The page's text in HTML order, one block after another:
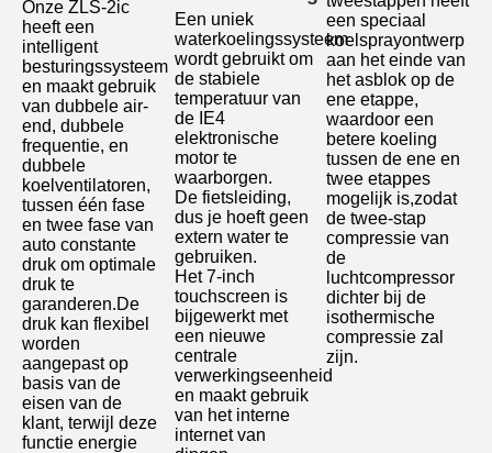
Onze ZLS-2ic
heeft een
intelligent
besturingssysteem
en maakt gebruik
van dubbele air-
end, dubbele
frequentie, en
dubbele
koelventilatoren,
tussen één fase
en twee fase van
auto constante
druk om optimale
druk te
garanderen.De
druk kan flexibel
worden
aangepast op
basis van de
eisen van de
klant, terwijl deze
functie energie
Een uniek
waterkoelingssysteem
wordt gebruikt om
de stabiele
temperatuur van
de IE4
elektronische
motor te
waarborgen.
De fietsleiding,
dus je hoeft geen
extern water te
gebruiken.
Het 7-inch
touchscreen is
bijgewerkt met
een nieuwe
centrale
verwerkingseenheid
en maakt gebruik
van het interne
internet van
een speciaal
koelsprayontwerp
aan het einde van
het asblok op de
ene etappe,
waardoor een
betere koeling
tussen de ene en
twee etappes
mogelijk is,zodat
de twee-stap
compressie van
de
luchtcompressor
dichter bij de
isothermische
compressie zal
zijn.